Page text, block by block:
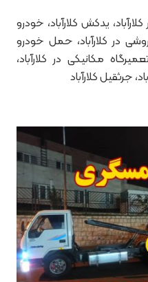
یدکش کلارآباد، خودرو
در کلارآباد، حمل خودرو
مکانیکی در کلارآباد،
جرثقیل کلارآباد